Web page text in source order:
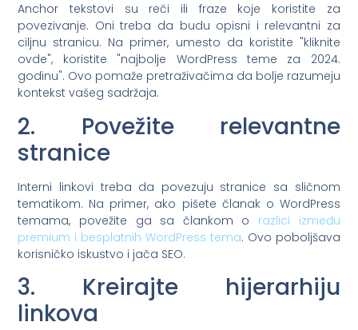
Anchor tekstovi su reči ili fraze koje koristite za
povezivanje. Oni treba da budu opisni i relevantni za
ciljnu stranicu. Na primer, umesto da koristite "kliknite
ovde", koristite "najbolje WordPress teme za 2024.
godinu". Ovo pomaže pretraživačima da bolje razumeju
kontekst vašeg sadržaja.
2. Povežite relevantne
stranice
Interni linkovi treba da povezuju stranice sa sličnom
tematikom. Na primer, ako pišete članak o WordPress
temama, povežite ga sa člankom o razlici između
premium i besplatnih WordPress tema. Ovo poboljšava
korisničko iskustvo i jača SEO.
3. Kreirajte hijerarhiju
linkova